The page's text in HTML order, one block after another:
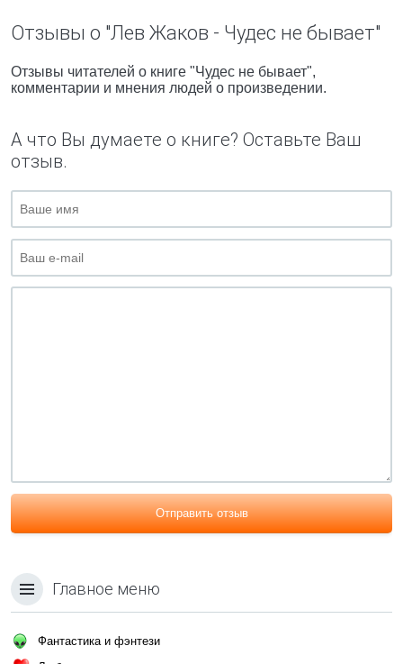
Отзывы о "Лев Жаков - Чудес не бывает"
Отзывы читателей о книге "Чудес не бывает",
комментарии и мнения людей о произведении.
А что Вы думаете о книге? Оставьте Ваш
отзыв.
Отправить отзыв
Главное меню
Фантастика и фэнтези